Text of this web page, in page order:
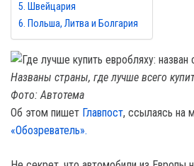
Швейцария
Польша, Литва и Болгария
Названы страны, где лучше всего
Фото: Автотема
Об этом пишет Главпост, ссылаясь на
«Обозреватель».